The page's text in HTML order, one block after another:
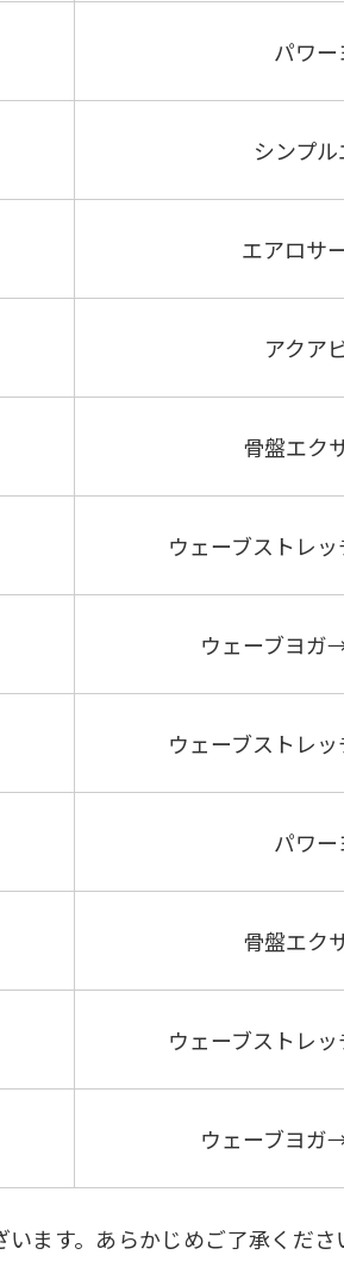
パワー
シンプ
エアロサ
アクア
骨盤エク
ウェーブストレ
ウェーブヨガ
ウェーブストレ
パワー
骨盤エク
ウェーブストレ
ウェーブヨガ
ます。あらかじめご了承くださ